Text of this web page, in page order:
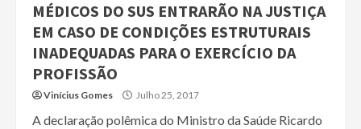
MÉDICOS DO SUS ENTRARÃO NA JUSTIÇA
EM CASO DE CONDIÇÕES ESTRUTURAIS
INADEQUADAS PARA O EXERCÍCIO DA
PROFISSÃO
Vinícius Gomes Julho 25, 2017
A declaração polêmica do Ministro da Saúde Ricardo